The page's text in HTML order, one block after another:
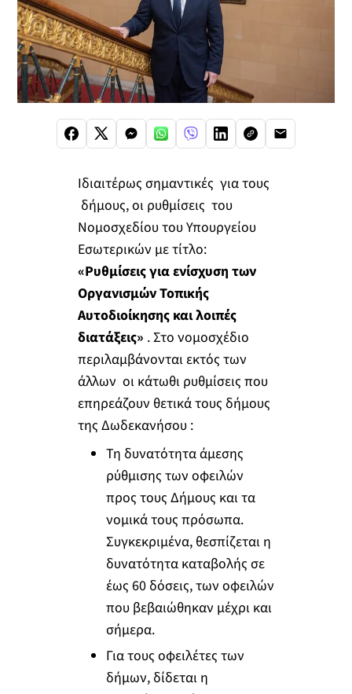
Ιδιαιτέρως σημαντικές για τους
δήμους, οι ρυθμίσεις του
Νομοσχεδίου του Υπουργείου
Εσωτερικών με τίτλο:
«Ρυθμίσεις για ενίσχυση των
Οργανισμών Τοπικής
Αυτοδιοίκησης και λοιπές
διατάξεις» . Στο νομοσχέδιο
περιλαμβάνονται εκτός των
άλλων οι κάτωθι ρυθμίσεις που
επηρεάζουν θετικά τους δήμους
της Δωδεκανήσου :
Τη δυνατότητα άμεσης
ρύθμισης των οφειλών
προς τους Δήμους και τα
νομικά τους πρόσωπα.
Συγκεκριμένα, θεσπίζεται η
δυνατότητα καταβολής σε
έως 60 δόσεις, των οφειλών
που βεβαιώθηκαν μέχρι και
σήμερα.
Για τους οφειλέτες των
δήμων, δίδεται η